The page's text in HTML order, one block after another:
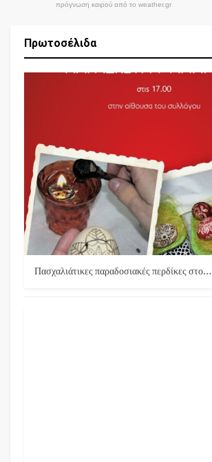
πρόγνωση καιρού από το weather.gr
Πρωτοσέλιδα
Πασχαλιάτικες παραδοσιακές περδίκες στο…